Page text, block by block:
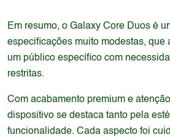
Em resumo, o Galaxy Core Duos é
especificações muito modestas, que
um público específico com
restritas.
Com acabamento premium e
dispositivo se destaca tanto pela
funcionalidade. Cada aspecto foi